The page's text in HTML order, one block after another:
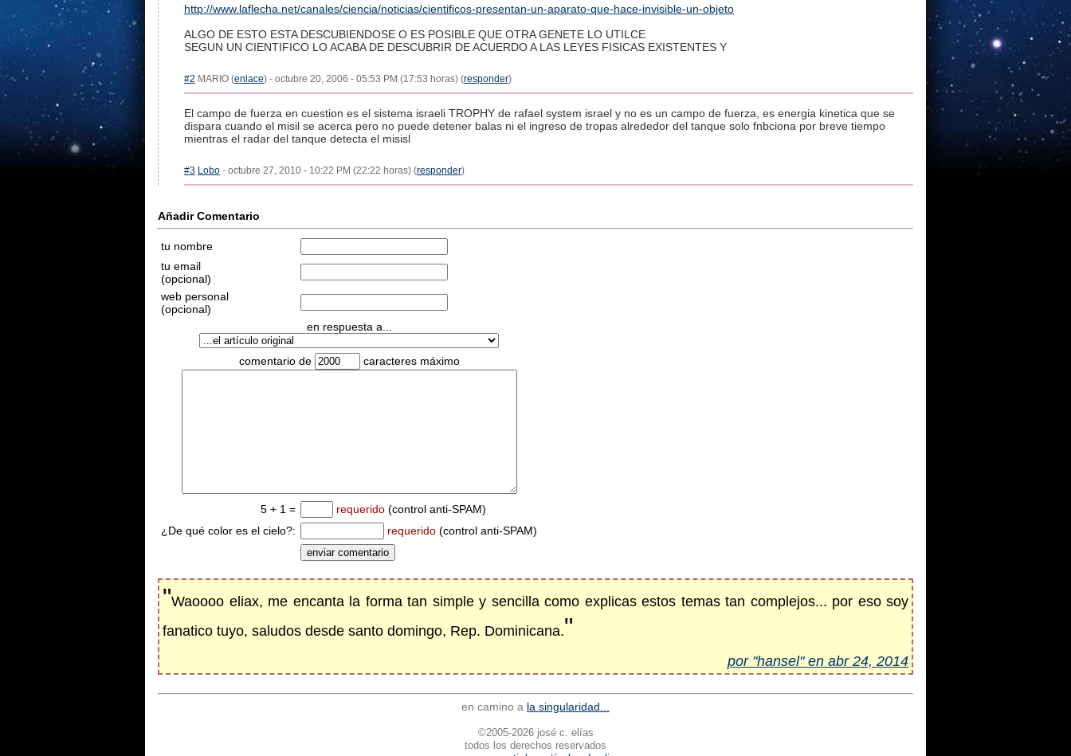
http://www.laflecha.net/canales/ciencia/noticias/cientificos-presentan-un-aparato-que-hace-invisible-un-objeto
ALGO DE ESTO ESTA DESCUBIENDOSE O ES POSIBLE QUE OTRA GENETE LO UTILCE
SEGUN UN CIENTIFICO LO ACABA DE DESCUBRIR DE ACUERDO A LAS LEYES FISICAS EXISTENTES Y
#2 MARIO (enlace) - octubre 20, 2006 - 05:53 PM (17:53 horas) (responder)
El campo de fuerza en cuestion es el sistema israeli TROPHY de rafael system israel y no es un campo de fuerza, es energia kinetica que se
dispara cuando el misil se acerca pero no puede detener balas ni el ingreso de tropas alrededor del tanque solo fnbciona por breve tiempo
mientras el radar del tanque detecta el misisl
#3 Lobo - octubre 27, 2010 - 10:22 PM (22:22 horas) (responder)
Añadir Comentario
tu nombre
tu email
(opcional)
web personal
(opcional)
en respuesta a...
comentario de caracteres máximo
5 + 1 = requerido (control anti-SPAM)
¿De qué color es el cielo?:
requerido (control anti-SPAM)
"Waoooo eliax, me encanta la forma tan simple y sencilla como explicas estos temas tan complejos... por eso soy
fanatico tuyo, saludos desde santo domingo, Rep. Dominicana."
por "hansel" en abr 24, 2014
en camino a la singularidad...
©2005-2026 josé c. elías
todos los derechos reservados